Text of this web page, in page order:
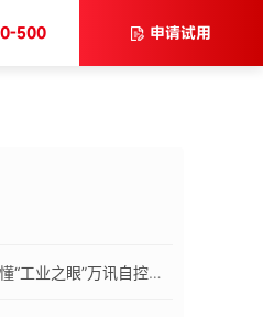
500 申请试用
眼”万讯自控的数智化改革